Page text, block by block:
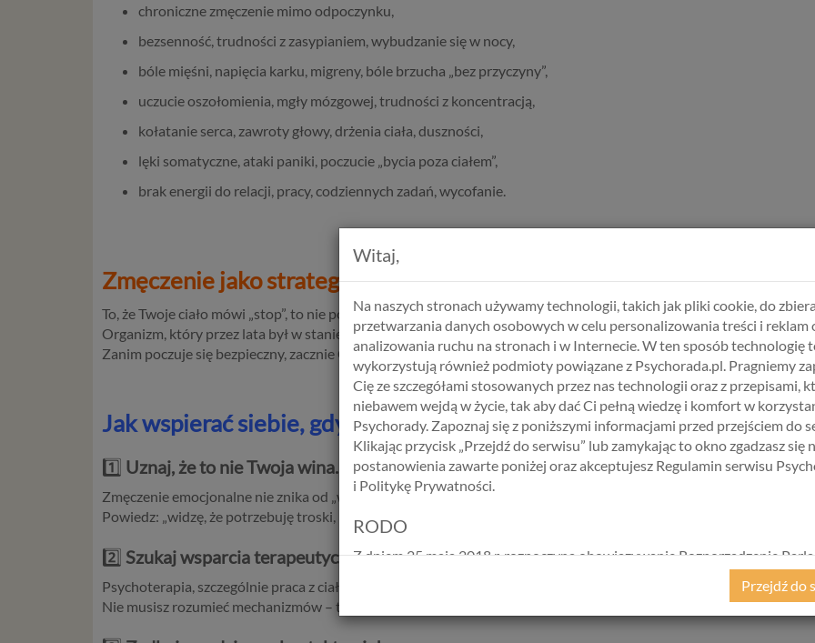
chroniczne zmęczenie mimo odpoczynku,
bezsenność, trudności z zasypianiem, wybudzanie się w nocy,
bóle mięśni, napięcia karku, migreny, bóle brzucha „bez przyczyny”,
uczucie oszołomienia, mgły mózgowej, trudności z koncentracją,
kołatanie serca, zawroty głowy, drżenia ciała, duszności,
lęki somatyczne, ataki paniki, poczucie „bycia poza ciałem”,
brak energii do relacji, pracy, codziennych zadań, wycofanie.
Zmęczenie jako strategia przetrwania – nie słabość!
To, że Twoje ciało mówi „stop”, to nie porażka. To forma ochrony.
Organizm, który przez lata był w stanie napięcia, nie umie z dnia na dzień „włączyć trybu relaksu”.
Zanim poczuje się bezpieczny, zacznie Ci wysyłać sygnały. Zmęczenie to jeden z nich.
Jak wspierać siebie, gdy ciało mówi: „nie dam rady”?
1️⃣ Uznaj, że to nie Twoja wina.
Zmęczenie emocjonalne nie znika od „weź się w garść”. Nie mów sobie tego.
Powiedz: „widzę, że potrzebuję troski, nie presji.”
2️⃣ Szukaj wsparcia terapeutycznego.
Psychoterapia, szczególnie praca z ciałem, układem nerwowym (Somatic Experiencing, terapia traumy, EMDR,
Nie musisz rozumieć mechanizmów – terapeuta pomoże Ci je rozpoznać i bezpiecznie przepracować.
Witaj,
Na naszych stronach używamy technologii, takich jak pliki cookie, do
przetwarzania danych osobowych w celu personalizowania treści i reklam
analizowania ruchu na stronach i w Internecie. W ten sposób technologię
wykorzystują również podmioty powiązane z Psychorada.pl. Pragniemy
Cię ze szczegółami stosowanych przez nas technologii oraz z przepisami,
niebawem wejdą w życie, tak aby dać Ci pełną wiedzę i komfort w
Psychorady. Zapoznaj się z poniższymi informacjami przed przejściem do
Klikając przycisk „Przejdź do serwisu” lub zamykając to okno zgadzasz się
postanowienia zawarte poniżej oraz akceptujesz Regulamin serwisu
i Politykę Prywatności.
RODO
Z dniem 25 maja 2018 r. rozpoczyna obowiązywanie Rozporządzenie
Europejskiego i Rady (UE) 2016/679 z dnia 27 kwietnia 2016 r. w sprawie
osób fizycznych w związku z przetwarzaniem danych osobowych i w
swobodnego przepływu takich danych oraz uchylenia dyrektywy 95/46/
Przejdź do